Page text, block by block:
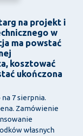
na projekt i
w
ma powstać
kosztować
ukończona
7 sierpnia.
Zamówienie
własnych